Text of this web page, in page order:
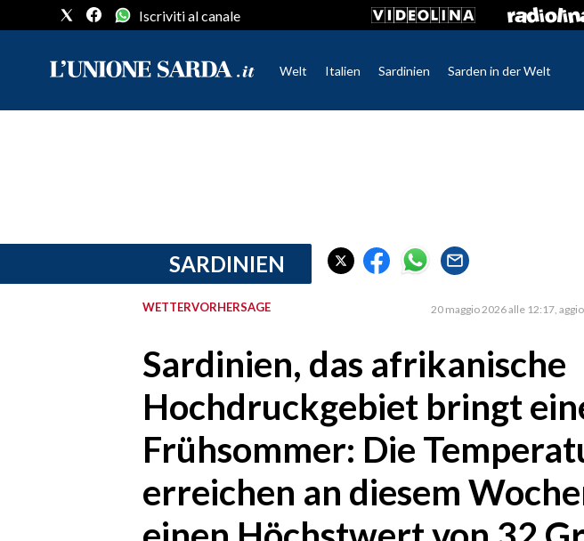
Iscriviti al canale
Welt Italien Sardinien Sarden in der Welt
SARDINIEN
WETTERVORHERSAGE 20 maggio 2026 alle 12:17
Sardinien, das afrikanische
Hochdruckgebiet bringt
Frühsommer: Die
erreichen an diesem